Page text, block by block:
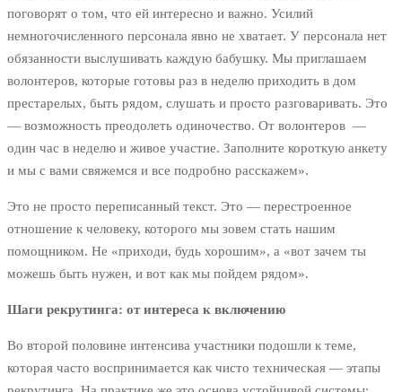
поговорят о том, что ей интересно и важно. Усилий
немногочисленного персонала явно не хватает. У персонала нет
обязанности выслушивать каждую бабушку. Мы приглашаем
волонтеров, которые готовы раз в неделю приходить в дом
престарелых, быть рядом, слушать и просто разговаривать. Это
— возможность преодолеть одиночество. От волонтеров —
один час в неделю и живое участие. Заполните короткую анкету
и мы с вами свяжемся и все подробно расскажем».
Это не просто переписанный текст. Это — перестроенное
отношение к человеку, которого мы зовем стать нашим
помощником. Не «приходи, будь хорошим», а «вот зачем ты
можешь быть нужен, и вот как мы пойдем рядом».
Шаги рекрутинга: от интереса к включению
Во второй половине интенсива участники подошли к теме,
которая часто воспринимается как чисто техническая — этапы